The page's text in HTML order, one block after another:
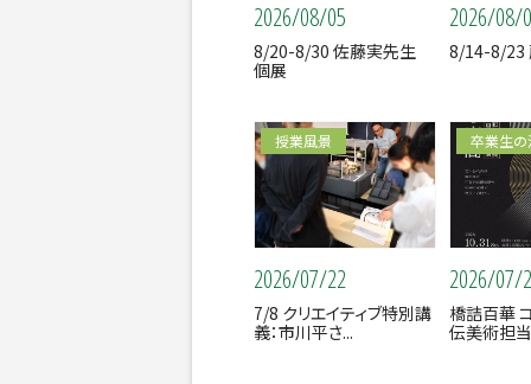
2026/08/05
8/20-8/30 佐藤実先生
個展
2026/08/
8/14-8/23
授業風景
2026/07/22
7/8 クリエイティブ特別講
義：市川平さ...
卒業生
2026/07/
橋詰百華
伝美術担